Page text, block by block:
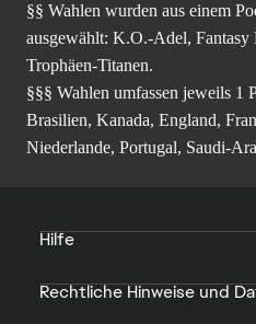
§§ Wahlen wurden aus einem
ausgewählt: K.O.-Adel,
Trophäen-Titanen.
§§§ Wahlen umfassen jeweils 1
Brasilien, Kanada, England,
Niederlande, Portugal, Saudi-
Hilfe
Rechtliche Hinweise und